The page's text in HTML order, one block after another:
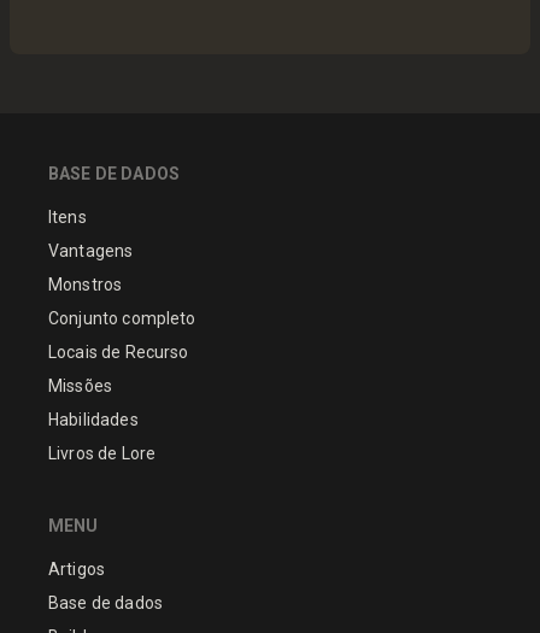
BASE DE DADOS
Itens
Vantagens
Monstros
Conjunto completo
Locais de Recurso
Missões
Habilidades
Livros de Lore
MENU
Artigos
Base de dados